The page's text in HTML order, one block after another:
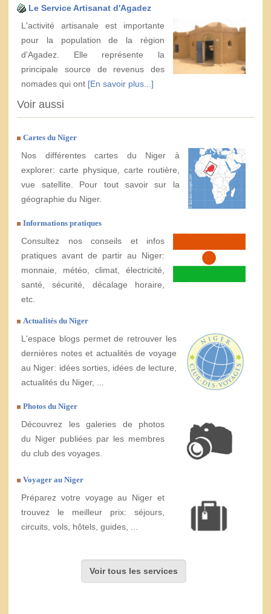
Le Service Artisanat d'Agadez
L'activité artisanale est importante
pour la population de la région
d'Agadez. Elle représente la
principale source de revenus des
nomades qui ont [En savoir plus...]
Voir aussi
Cartes du Niger
Nos différentes cartes du Niger à
explorer: carte physique, carte routière,
vue satellite. Pour tout savoir sur la
géographie du Niger.
Informations pratiques
Consultez nos conseils et infos
pratiques avant de partir au Niger:
monnaie, météo, climat, électricité,
santé, sécurité, décalage horaire,
etc.
Actualités du Niger
L'espace blogs permet de retrouver les
dernières notes et actualités de voyage
au Niger: idées sorties, idées de lecture,
actualités du Niger, ...
Photos du Niger
Découvrez les galeries de photos
du Niger publiées par les membres
du club des voyages.
Voyager au Niger
Préparez votre voyage au Niger et
trouvez le meilleur prix: séjours,
circuits, vols, hôtels, guides, ...
Voir tous les services